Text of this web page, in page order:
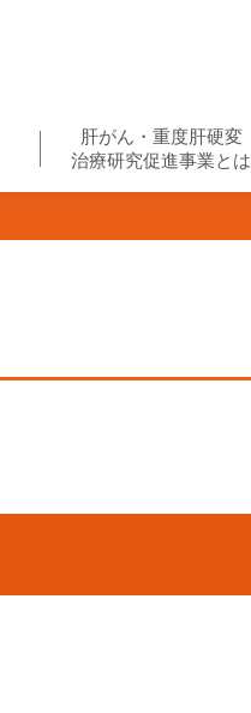
肝がん・重度肝硬変
治療研究促進事業とは